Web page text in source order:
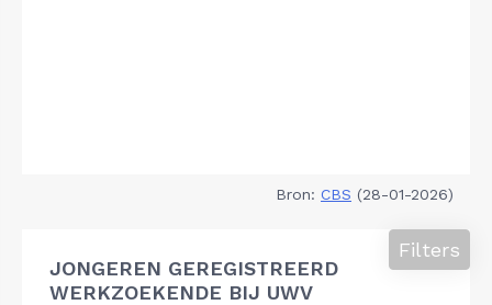
Bron: CBS (28-01-2026)
JONGEREN GEREGISTREERD
WERKZOEKENDE BIJ UWV
Filters